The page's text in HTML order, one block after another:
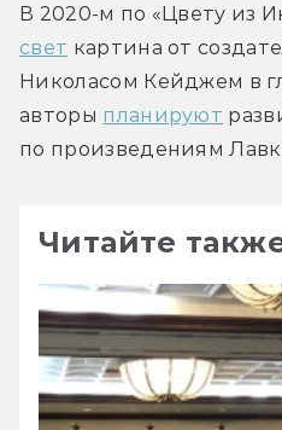
В 2020-м по «Цвету из
свет картина от
Николасом Кейджем в
авторы планируют
по произведениям
Читайте